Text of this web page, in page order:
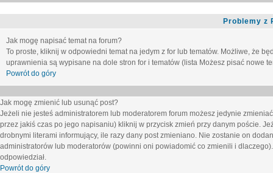
Problemy z
Jak mogę napisać temat na forum?
To proste, kliknij w odpowiedni temat na jedym z for lub tematów. Możliwe, że
uprawnienia są wypisane na dole stron for i tematów (lista Możesz pisać nowe
Powrót do góry
Jak mogę zmienić lub usunąć post?
Jeżeli nie jesteś administratorem lub moderatorem forum możesz jedynie
przez jakiś czas po jego napisaniu) kliknij w przycisk zmień przy danym poście.
drobnymi literami informujący, ile razy dany post zmieniano. Nie zostanie on
administratorów lub moderatorów (powinni oni powiadomić co zmienili i
odpowiedział.
Powrót do góry